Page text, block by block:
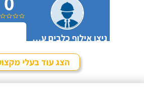
בדיוק
שנהיה
ניצן אילוף כלבים על הכנרת
חייג עכשיו
הצג עוד בעלי